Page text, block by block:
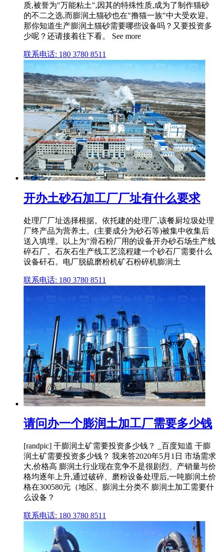
质,被誉为"万能粘土",因其的特殊性质,成为了制作猫砂
的不二之选,而膨润土猫砂也在"撸猫一族"中大受欢迎。
那你知道生产膨润土猫砂需要哪些设备吗？又要投资多
少呢？还请接着往下看。 See more
联系电话: 180 3780 8511
开办土砂石加工厂厂址有什么要求
处理厂厂址选择根据。依托建的处理厂,该餐厨垃圾处理
厂终产品为营养土。(主要成分为砂石等)被集中收集后
送入填埋。以上为"滑石粉厂用的设备开办砂石场生产线
碎石厂。石灰石生产线工艺流程建一个砂石厂需要什么
设备矸石。电厂脱硫磨粉机矿石粉碎机膨润土
联系电话: 180 3780 8511
请问办一个膨润土加工厂需要多少钱
[randpic] 干膨润土矿需要投资多少钱？ _百度知道 干膨
润土矿需要投资多少钱？ 我来答2020年5月1日 市场需求
大,价格高 膨润土行业现在竞争不是很剧烈、产销量与价
格均逐年上升,通过破碎、磨粉设备处理后,一吨膨润土价
格在300580元（地区、膨润土分类不 膨润土加工需要什
么设备？
联系电话: 180 3780 8511